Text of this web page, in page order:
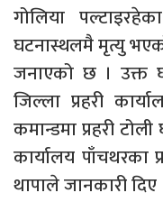
गोलिया
घटनास्थलमै मृत्यु
जनाएको छ । उक्त
जिल्ला प्रहरी
कमान्डमा प्रहरी
कार्यालय पाँचथरका
थापाले जानकारी